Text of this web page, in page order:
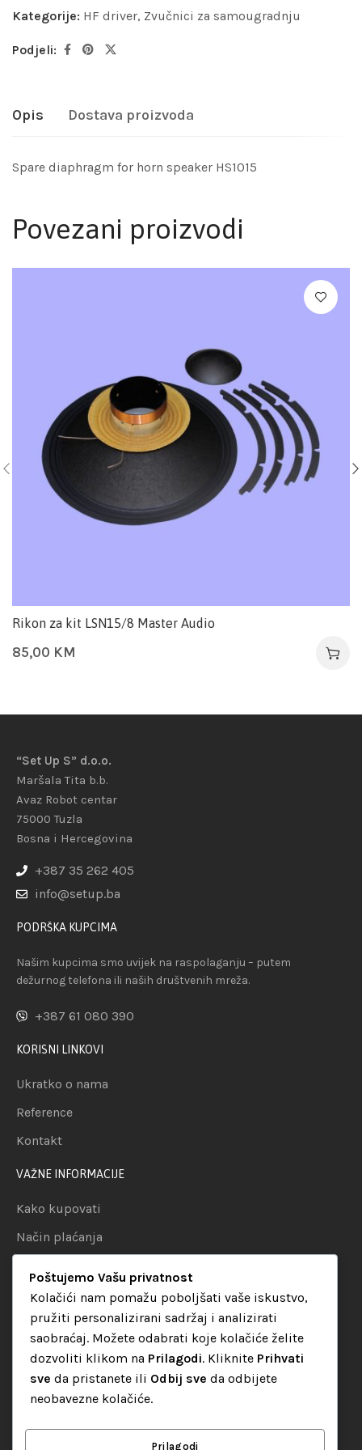
Kategorije: HF driver, Zvučnici za samougradnju
Podjeli:
Opis Dostava proizvoda
Spare diaphragm for horn speaker HS1015
Povezani proizvodi
Rikon za kit LSN15/8 Master Audio
85,00 KM
“Set Up S” d.o.o.
Maršala Tita b.b.
Avaz Robot centar
75000 Tuzla
Bosna i Hercegovina
+387 35 262 405
info@setup.ba
PODRŠKA KUPCIMA
Našim kupcima smo uvijek na raspolaganju – putem
dežurnog telefona ili naših društvenih mreža.
+387 61 080 390
KORISNI LINKOVI
Ukratko o nama
Reference
Kontakt
VAŽNE INFORMACIJE
Kako kupovati
Način plaćanja
Politika privatnosti
KATEGORIJE
Audio oprema
LED dekorativna rasvjeta
Poštujemo Vašu privatnost
Kolačići nam pomažu poboljšati vaše iskustvo,
pružiti personalizirani sadržaj i analizirati
saobraćaj. Možete odabrati koje kolačiće želite
dozvoliti klikom na Prilagodi. Kliknite Prihvati
sve da pristanete ili Odbij sve da odbijete
neobavezne kolačiće.
Prilagodi